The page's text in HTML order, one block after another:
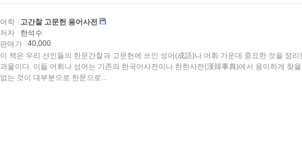
어학
고간찰 고문헌 용어사전
저자
한석수
판매가
40,000
이 책은 우리 선인들의 한문간찰과 고문헌에 쓰인 성어(成語)나 어휘 가운데 중요한 것을 정리
과물이다. 이들 어휘나 성어는 기존의 한국어사전이나 한한사전(漢韓事典)에서 용이하게 찾
없는 것이 대부분으로 한문으로...